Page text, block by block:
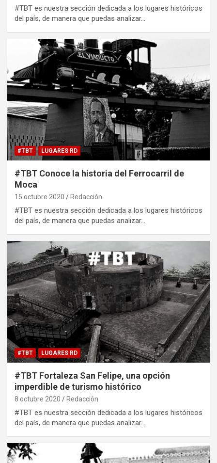
#TBT es nuestra sección dedicada a los lugares históricos
del país, de manera que puedas analizar…
#TBT LUGARES RD
#TBT Conoce la historia del Ferrocarril de
Moca
15 octubre 2020 Redacción
#TBT es nuestra sección dedicada a los lugares históricos
del país, de manera que puedas analizar…
#TBT LUGARES RD
#TBT Fortaleza San Felipe, una opción
imperdible de turismo histórico
8 octubre 2020 Redacción
#TBT es nuestra sección dedicada a los lugares históricos
del país, de manera que puedas analizar…